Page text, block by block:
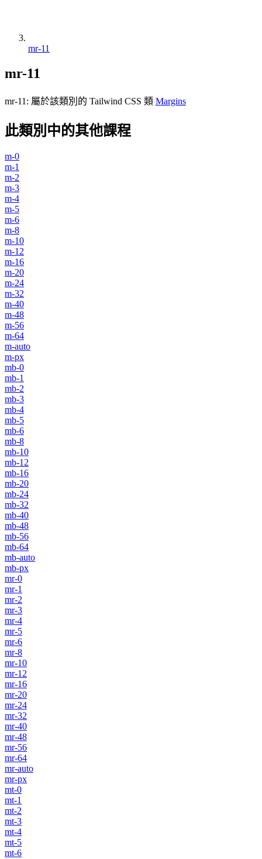
mr-11
mr-11
mr-11 : 屬於該類別的 Tailwind CSS 類 Margins
此類別中的其他課程
m-0
m-1
m-2
m-3
m-4
m-5
m-6
m-8
m-10
m-12
m-16
m-20
m-24
m-32
m-40
m-48
m-56
m-64
m-auto
m-px
mb-0
mb-1
mb-2
mb-3
mb-4
mb-5
mb-6
mb-8
mb-10
mb-12
mb-16
mb-20
mb-24
mb-32
mb-40
mb-48
mb-56
mb-64
mb-auto
mb-px
mr-0
mr-1
mr-2
mr-3
mr-4
mr-5
mr-6
mr-8
mr-10
mr-12
mr-16
mr-20
mr-24
mr-32
mr-40
mr-48
mr-56
mr-64
mr-auto
mr-px
mt-0
mt-1
mt-2
mt-3
mt-4
mt-5
mt-6